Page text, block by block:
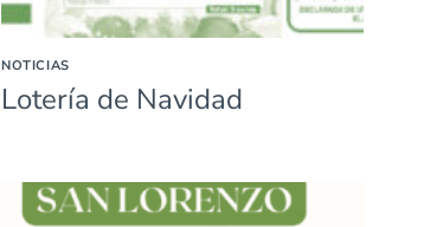
NOTICIAS
Lotería de Navidad